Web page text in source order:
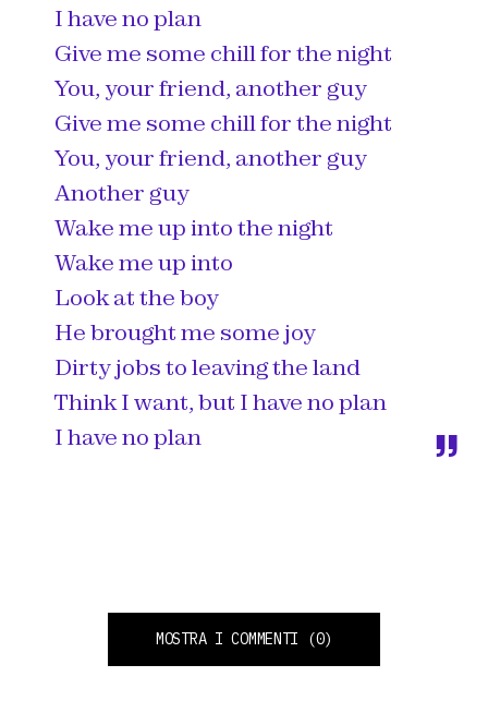
I have no plan
Give me some chill for the night
You, your friend, another guy
Give me some chill for the night
You, your friend, another guy
Another guy
Wake me up into the night
Wake me up into
Look at the boy
He brought me some joy
Dirty jobs to leaving the land
Think I want, but I have no plan
I have no plan
MOSTRA I COMMENTI (0)